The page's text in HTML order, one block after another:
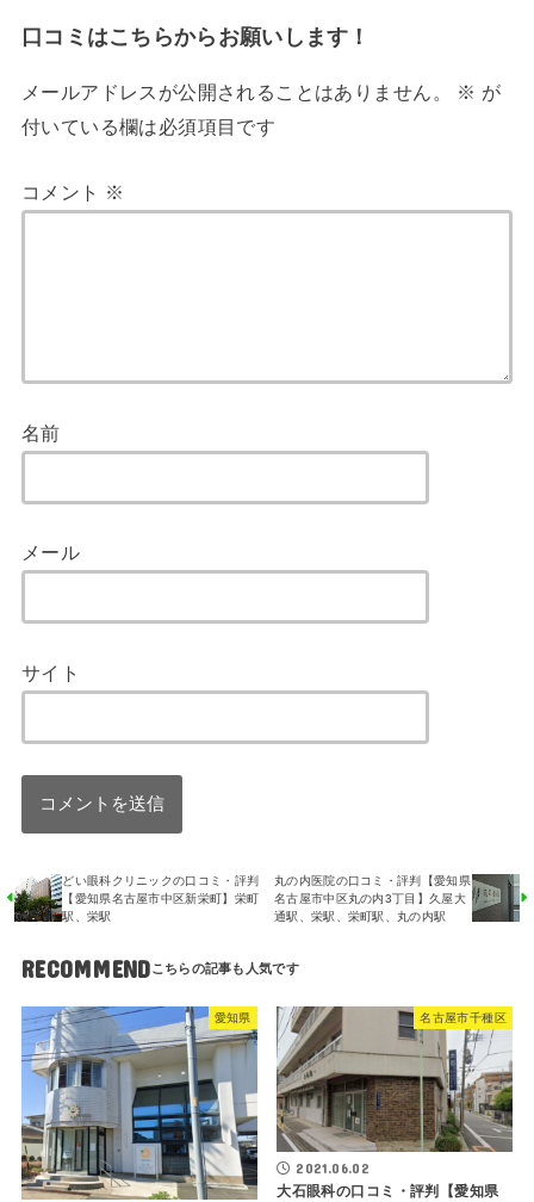
口コミはこちらからお願いします！
メールアドレスが公開されることはありません。 ※ が
付いている欄は必須項目です
コメント ※
名前
メール
サイト
どい眼科クリニックの口コミ・評判
【愛知県名古屋市中区新栄町】栄町
駅、栄駅
丸の内医院の口コミ・評判【愛知県
名古屋市中区丸の内3丁目】久屋大
通駅、栄駅、栄町駅、丸の内駅
RECOMMEND
愛知県 名古屋市千種区
2021.06.02
大石眼科の口コミ・評判【愛知県